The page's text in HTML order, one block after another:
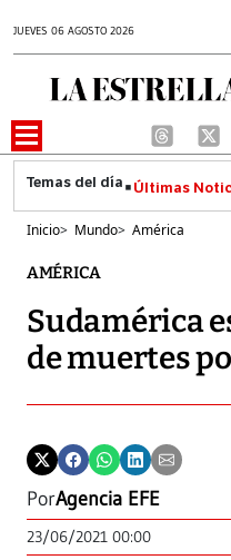
JUEVES 06 AGOSTO 2026
Últimas
Inicio> Mundo> América
AMÉRICA
Sudamérica
de muertes
PorAgencia EFE
23/06/2021 00:00